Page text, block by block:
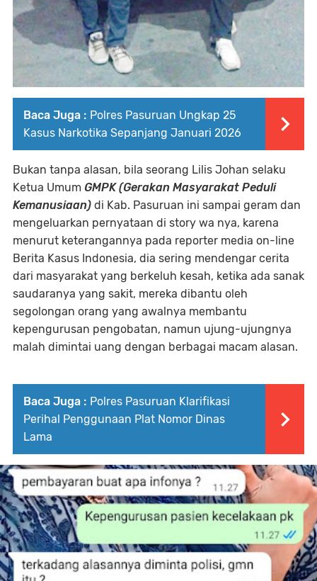
Baca Juga : Polres Pasuruan Ungkap 25
Kasus Narkotika Sepanjang Januari 2026
Bukan tanpa alasan, bila seorang Lilis Johan selaku
Ketua Umum GMPK (Gerakan Masyarakat Peduli
Kemanusiaan) di Kab. Pasuruan ini sampai geram dan
mengeluarkan pernyataan di story wa nya, karena
menurut keterangannya pada reporter media on-line
Berita Kasus Indonesia, dia sering mendengar cerita
dari masyarakat yang berkeluh kesah, ketika ada sanak
saudaranya yang sakit, mereka dibantu oleh
segolongan orang yang awalnya membantu
kepengurusan pengobatan, namun ujung-ujungnya
malah dimintai uang dengan berbagai macam alasan.
Baca Juga : Polres Pasuruan Klarifikasi
Perihal Penggunaan Plat Nomor Dinas
Lama